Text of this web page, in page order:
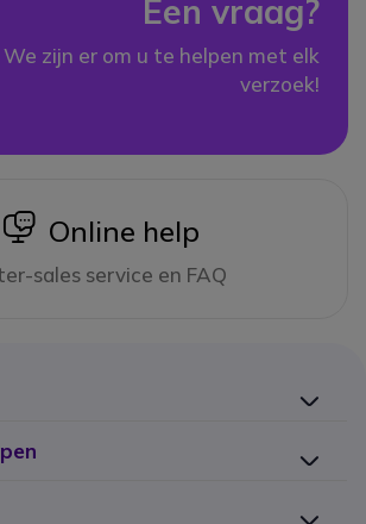
Een vraag?
We zijn er om u te helpen met elk
verzoek!
icon
Online help
sales service en FAQ